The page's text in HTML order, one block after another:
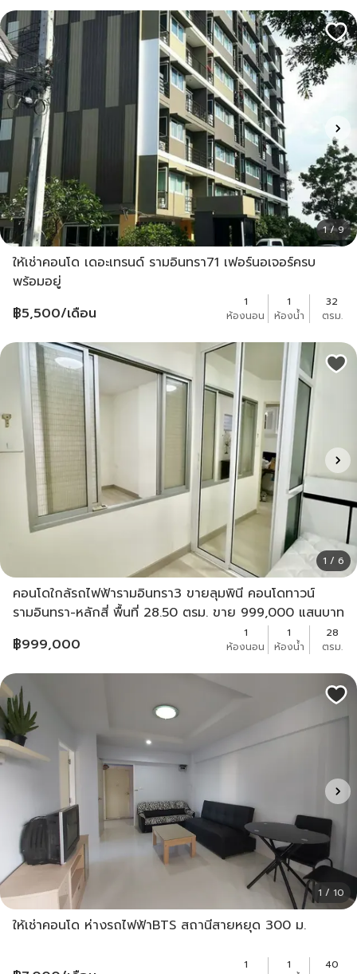
1 / 9
ให้เช่าคอนโด เดอะเทรนด์ รามอินทรา71 เฟอร์นอเจอร์ครบ
พร้อมอยู่
฿5,500/เดือน
1
ห้องนอน
1
ห้องน้ำ
32
ตรม.
1 / 6
คอนโดใกล้รถไฟฟ้ารามอินทรา3 ขายลุมพินี คอนโดทาวน์
รามอินทรา-หลักสี่ พื้นที่ 28.50 ตรม. ขาย 999,000 แสนบาท
฿999,000
1
ห้องนอน
1
ห้องน้ำ
28
ตรม.
1 / 10
ให้เช่าคอนโด ห่างรถไฟฟ้าBTS สถานีสายหยุด 300 ม.
1
1
40